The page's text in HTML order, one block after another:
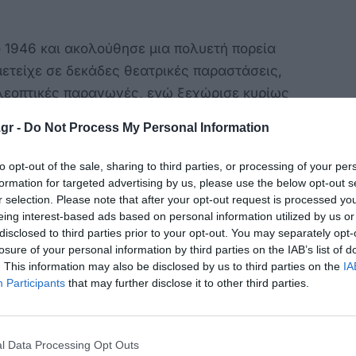
- Do Not Process My Personal Information
opt-out of the sale, sharing to third parties, or processing of your
for targeted advertising by us, please use the below opt-out
selection. Please note that after your opt-out request is processed
interest-based ads based on personal information utilized by us
to third parties prior to your opt-out. You may separately
of your personal information by third parties on the IAB’s list of
This information may also be disclosed by us to third parties on the
Participants that may further disclose it to other third parties.
Data Processing Opt Outs
και ακολούθησε μια πολυετή πορεία
σε δεκάδες θεατρικές παραστάσεις,
παραγωγές, ενώ ξεχώρισε κυρίως
του 1980 και του 1990.
μέσα από τον «Ταμτάκο», τον αχώριστο
που ενσάρκωνε ο Στάθης Ψάλτης. Με το
χιούμορ και τις ατάκες που αγαπήθηκαν
σε μία από τις πιο αναγνωρίσιμες μορφές της
στον Μιχάλη Μόσιο μια ξεχωριστή
που τον καθιέρωσε, η πορεία του δεν
με συνέπεια το θέατρο για περισσότερες
με σημαντικούς θιάσους και